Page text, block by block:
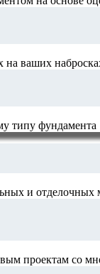
ваших
типу фундамента
и отделочных
проектам со